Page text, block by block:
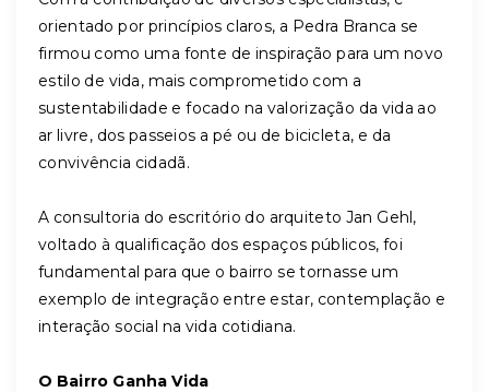
orientado por princípios claros, a Pedra Branca se
firmou como uma fonte de inspiração para um novo
estilo de vida, mais comprometido com a
sustentabilidade e focado na valorização da vida ao
ar livre, dos passeios a pé ou de bicicleta, e da
convivência cidadã.
A consultoria do escritório do arquiteto Jan Gehl,
voltado à qualificação dos espaços públicos, foi
fundamental para que o bairro se tornasse um
exemplo de integração entre estar, contemplação e
interação social na vida cotidiana.
O Bairro Ganha Vida